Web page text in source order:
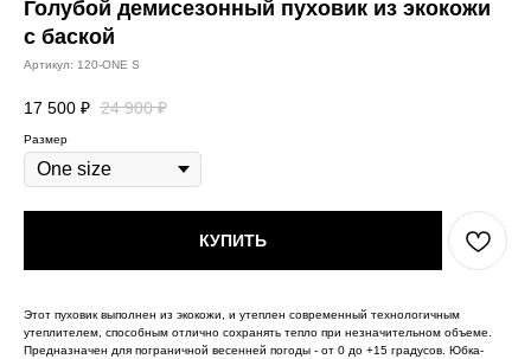
Голубой демисезонный пуховик из экокожи
с баской
Артикул: 120-ONE S
17 500 ₽ 24 900 ₽
Размер
КУПИТЬ
Этот пуховик выполнен из экокожи, и утеплен современный технологичным
утеплителем, способным отлично сохранять тепло при незначительном объеме.
Предназначен для пограничной весенней погоды - от 0 до +15 градусов. Юбка-